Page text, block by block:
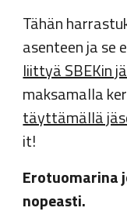
Tähän
asenteen ja se
liittyä SBEKin
maksamalla
täyttämällä
it!
Erotuomarina
nopeasti.